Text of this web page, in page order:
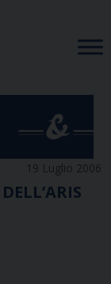
19 Luglio 2006